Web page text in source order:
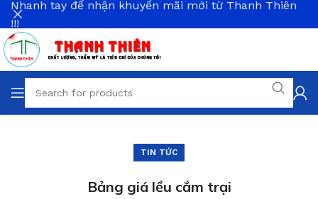
TIN TỨC
Bảng giá lều cắm trại
Nhanh tay để nhận khuyến mãi mới từ Thanh Thiên
!!!